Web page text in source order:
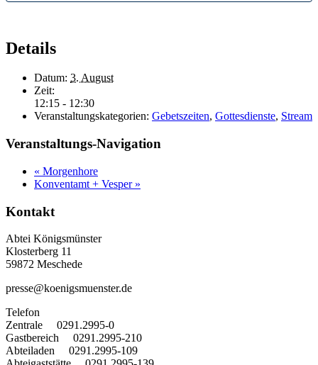
Details
Datum: 3. August
Zeit:
12:15 - 12:30
Veranstaltungskategorien: Gebetszeiten, Gottesdienste, Stream
Veranstaltungs-Navigation
« Morgenhore
Konventamt + Vesper »
Kontakt
Abtei Königsmünster
Klosterberg 11
59872 Meschede
presse@koenigsmuenster.de
Telefon
Zentrale 0291.2995-0
Gastbereich 0291.2995-210
Abteiladen 0291.2995-109